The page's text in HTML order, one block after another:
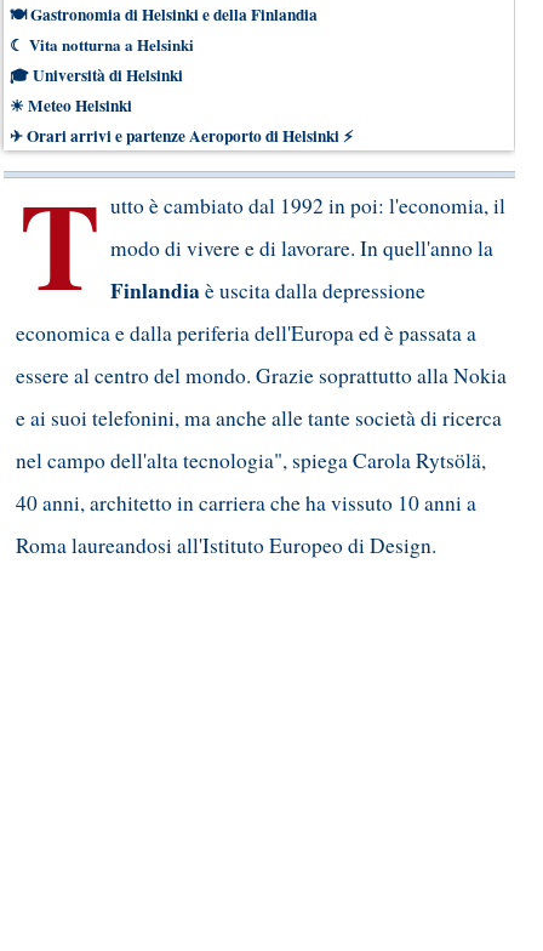
🍽Gastronomia di Helsinki e della Finlandia
☾ Vita notturna a Helsinki
🎓Università di Helsinki
☀ Meteo Helsinki
✈Orari arrivi e partenze Aeroporto di Helsinki⚡
T utto è cambiato dal 1992 in poi: l'economia, il
modo di vivere e di lavorare. In quell'anno la
Finlandiaè uscita dalla depressione
economica e dalla periferia dell'Europa ed è passata a
essere al centro del mondo. Grazie soprattutto alla Nokia
e ai suoi telefonini, ma anche alle tante società di ricerca
nel campo dell'alta tecnologia", spiega Carola Rytsölä,
40 anni, architetto in carriera che ha vissuto 10 anni a
Roma laureandosi all'Istituto Europeo di Design.